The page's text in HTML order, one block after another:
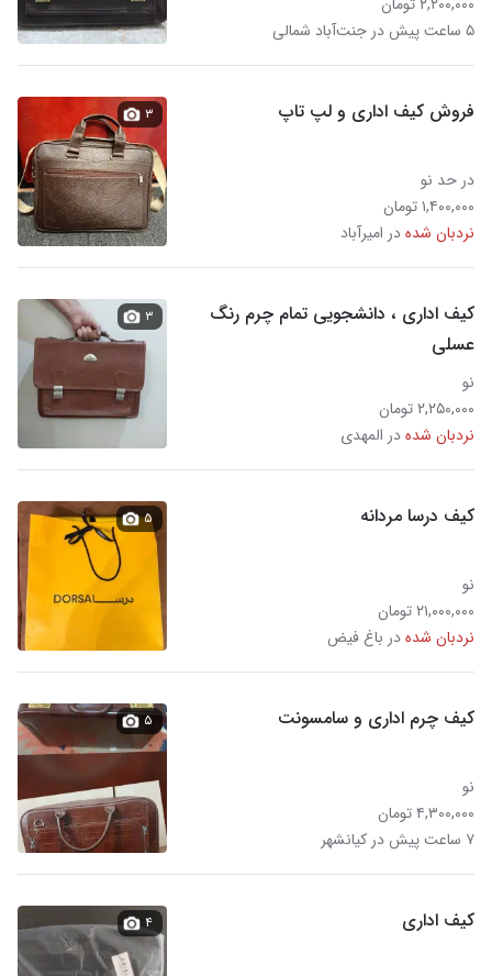
۵ ساعت پیش در جنت‌آباد شمالی
فروش کیف اداری و لپ تاپ
در حد نو
۱,۴۰۰,۰۰۰ تومان
نردبان شدهدر امیرآباد
۳
کیف اداری ، دانشجویی تمام چرم رنگ
عسلی
نو
۲,۲۵۰,۰۰۰ تومان
نردبان شدهدر المهدی
۳
کیف درسا مردانه
نو
۲۱,۰۰۰,۰۰۰ تومان
نردبان شدهدر باغ فیض
۵
کیف چرم اداری و سامسونت
نو
۴,۳۰۰,۰۰۰ تومان
۷ ساعت پیش در کیانشهر
۵
کیف اداری ۴